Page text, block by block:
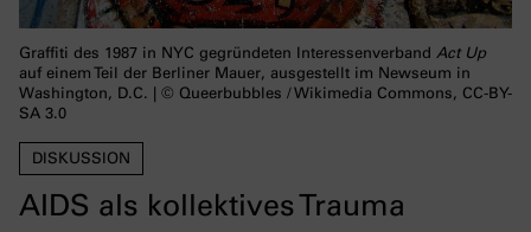
DISKUSSION
AIDS als kollektives Trauma
Graffiti des 1987 in NYC gegründeten Interessenverband Act Up
auf einem Teil der Berliner Mauer, ausgestellt im Newseum in
Washington, D.C. | © Queerbubbles / Wikimedia Commons, CC-BY-
SA 3.0